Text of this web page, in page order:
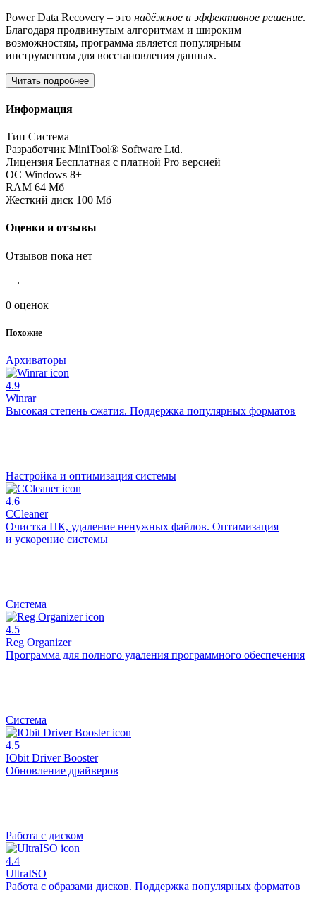
Power Data Recovery – это надëжное и эффективное решение.
Благодаря продвинутым алгоритмам и широким
возможностям, программа является популярным
инструментом для восстановления данных.
Читать подробнее
Информация
Тип Система
Разработчик MiniTool® Software Ltd.
Лицензия Бесплатная с платной Pro версией
ОС Windows 8+
RAM 64 Мб
Жесткий диск 100 Мб
Оценки и отзывы
Отзывов пока нет
—.—
0 оценок
Похожие
Архиваторы
4.9
Winrar
Высокая степень сжатия. Поддержка популярных форматов
Настройка и оптимизация системы
4.6
CCleaner
Очистка ПК, удаление ненужных файлов. Оптимизация
и ускорение системы
Система
4.5
Reg Organizer
Программа для полного удаления программного обеспечения
Система
4.5
IObit Driver Booster
Обновление драйверов
Работа с диском
4.4
UltraISO
Работа с образами дисков. Поддержка популярных форматов